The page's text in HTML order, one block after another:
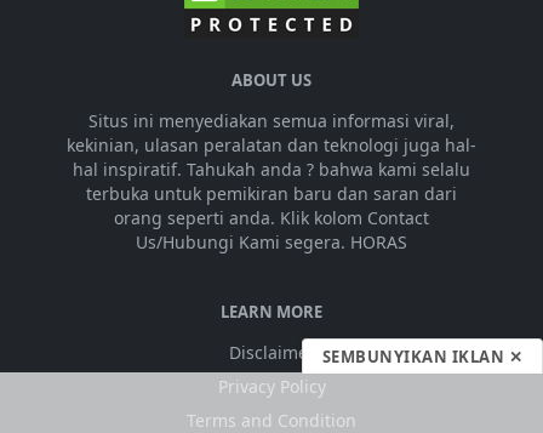
ABOUT US
Situs ini menyediakan semua informasi viral,
kekinian, ulasan peralatan dan teknologi juga hal-
hal inspiratif. Tahukah anda ? bahwa kami selalu
terbuka untuk pemikiran baru dan saran dari
orang seperti anda. Klik kolom Contact
Us/Hubungi Kami segera. HORAS
LEARN MORE
Disclaimer
Privacy Policy
Terms and Condition
SEMBUNYIKAN IKLAN ✕